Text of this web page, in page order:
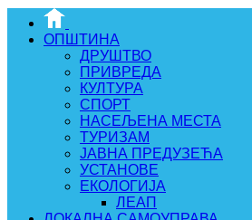
ОПШТИНА
ДРУШТВО
ПРИВРЕДА
КУЛТУРА
СПОРТ
НАСЕЉЕНА МЕСТА
ТУРИЗАМ
ЈАВНА ПРЕДУЗЕЋА
УСТАНОВЕ
ЕКОЛОГИЈА
ЛЕАП